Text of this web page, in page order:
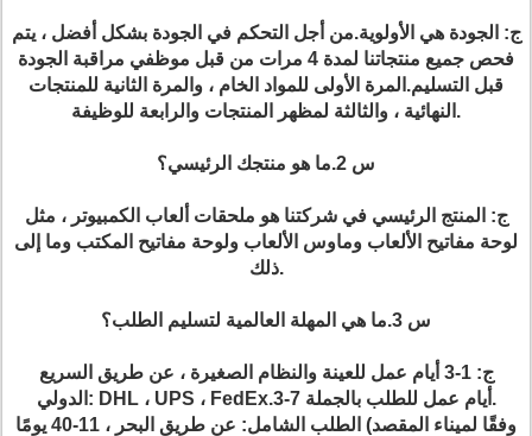
ج: الجودة هي الأولوية.من أجل التحكم في الجودة بشكل أفضل ، يتم
فحص جميع منتجاتنا لمدة 4 مرات من قبل موظفي مراقبة الجودة
قبل التسليم.المرة الأولى للمواد الخام ، والمرة الثانية للمنتجات
النهائية ، والثالثة لمظهر المنتجات والرابعة للوظيفة.
س 2.ما هو منتجك الرئيسي؟
ج: المنتج الرئيسي في شركتنا هو ملحقات ألعاب الكمبيوتر ، مثل
لوحة مفاتيح الألعاب وماوس الألعاب ولوحة مفاتيح المكتب وما إلى
ذلك.
س 3.ما هي المهلة العالمية لتسليم الطلب؟
ج: 1-3 أيام عمل للعينة والنظام الصغيرة ، عن طريق السريع
الدولي: DHL ، UPS ، FedEx.3-7 أيام عمل للطلب بالجملة.
الطلب الشامل: عن طريق البحر ، 11-40 يومًا (وفقًا لميناء المقصد